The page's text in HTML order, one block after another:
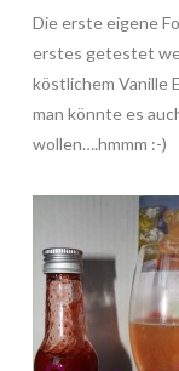
Die erste eigene
erstes getestet
köstlichem Vanille
man könnte es
wollen….hmmm :-)